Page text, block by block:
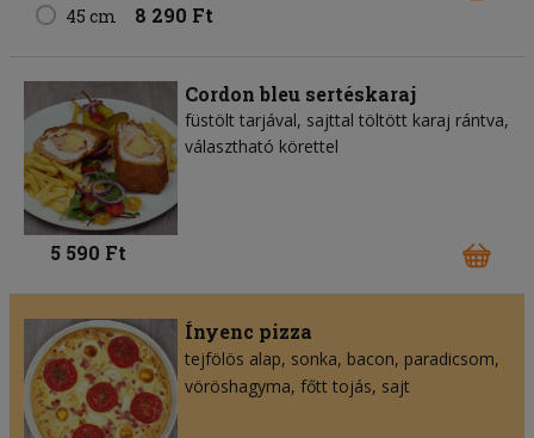
45 cm 8 290 Ft
Cordon bleu sertéskaraj
füstölt tarjával, sajttal töltött karaj rántva,
választható körettel
5 590 Ft
Ínyenc pizza
tejfölös alap sonka bacon paradicsom
vöröshagyma főtt tojás sajt